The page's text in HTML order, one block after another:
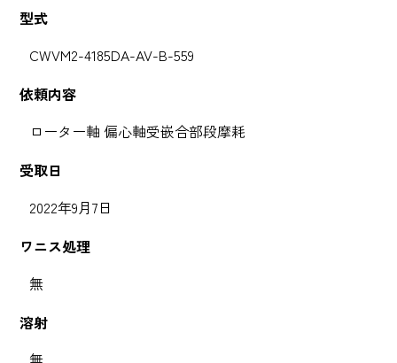
型式
CWVM2-4185DA-AV-B-559
依頼内容
ローター軸 偏心軸受嵌合部段摩耗
受取日
2022年9月7日
ワニス処理
無
溶射